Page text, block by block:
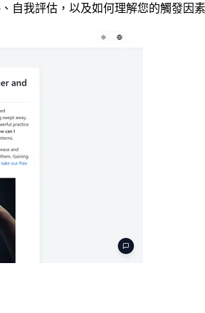
自我評估，以及如何理解您的觸發因